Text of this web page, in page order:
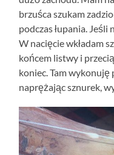
brzuśca szukam
podczas łupania. Jeśli
W nacięcie wkładam
końcem listwy i
koniec. Tam
naprężając sznurek,